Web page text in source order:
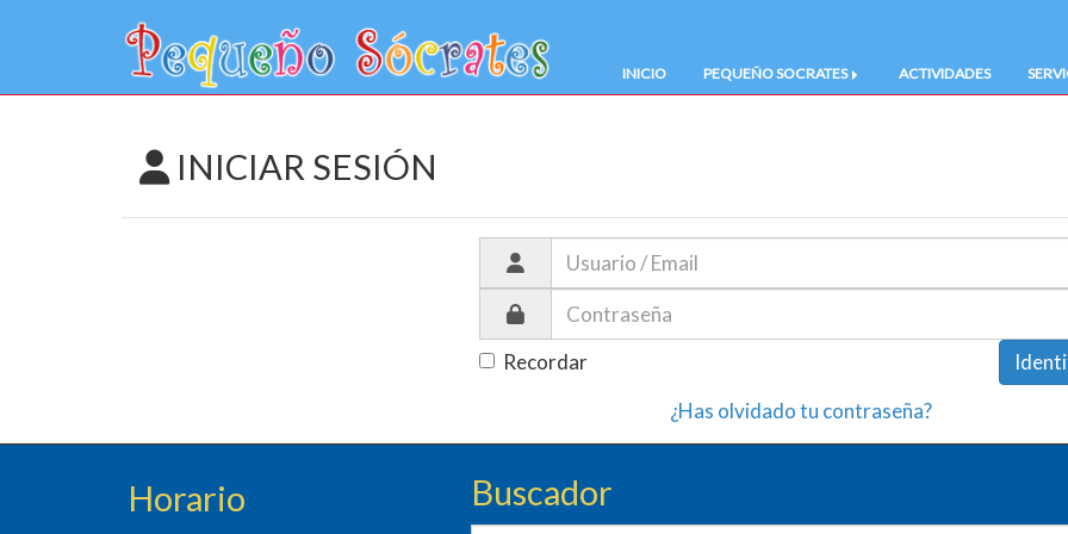
INICIO PEQUEÑO SOCRATES ACTIVIDADES
INICIAR SESIÓN
Recordar
¿Has olvidado tu contraseña?
Horario Buscador